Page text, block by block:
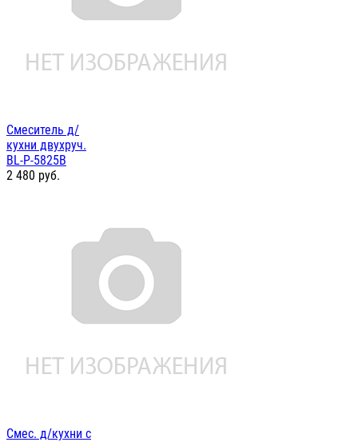
Смеситель д/
кухни двухруч.
BL-P-5825B
2 480 руб.
Смес. д/кухни с